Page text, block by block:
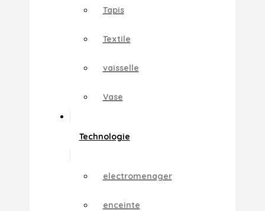
Tapis
Textile
vaisselle
Vase
Technologie
electromenager
enceinte